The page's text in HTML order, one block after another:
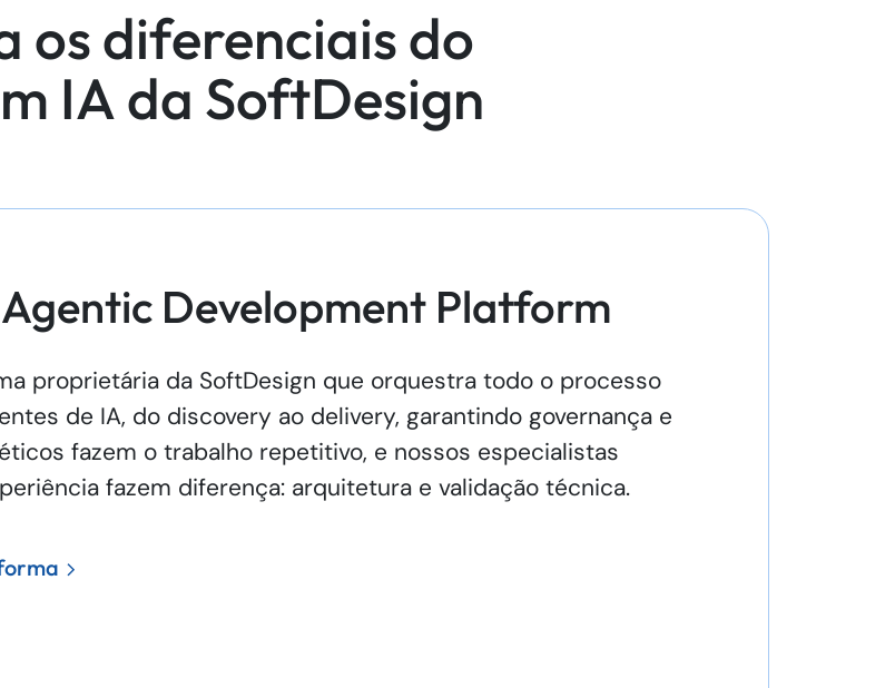
os diferenciais do
IA da SoftDesign
Development Platform
proprietária da SoftDesign que orquestra todo o processo
de IA, do discovery ao delivery, garantindo governança e
fazem o trabalho repetitivo, e nossos especialistas
fazem diferença: arquitetura e validação técnica.